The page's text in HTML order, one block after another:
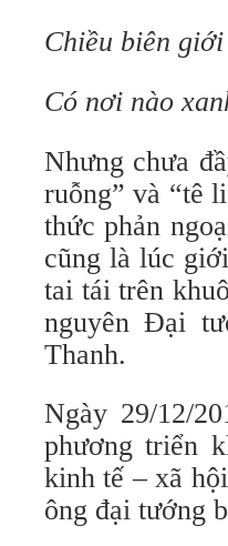
Chiều biên
Có nơi nào
Nhưng chưa
ruỗng” và “tê
thức phản
cũng là lúc
tai tái trên
nguyên Đại
Thanh.
Ngày 29/12/
phương triển
kinh tế – xã
ông đại tướng